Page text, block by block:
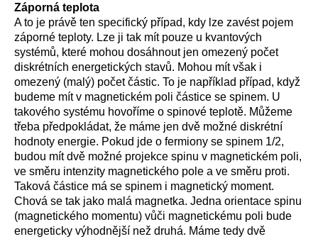
Záporná teplota
A to je právě ten specifický případ, kdy lze zavést pojem
záporné teploty. Lze ji tak mít pouze u kvantových
systémů, které mohou dosáhnout jen omezený počet
diskrétních energetických stavů. Mohou mít však i
omezený (malý) počet částic. To je například případ, když
budeme mít v magnetickém poli částice se spinem. U
takového systému hovoříme o spinové teplotě. Můžeme
třeba předpokládat, že máme jen dvě možné diskrétní
hodnoty energie. Pokud jde o fermiony se spinem 1/2,
budou mít dvě možné projekce spinu v magnetickém poli,
ve směru intenzity magnetického pole a ve směru proti.
Taková částice má se spinem i magnetický moment.
Chová se tak jako malá magnetka. Jedna orientace spinu
(magnetického momentu) vůči magnetickému poli bude
energeticky výhodnější než druhá. Máme tedy dvě